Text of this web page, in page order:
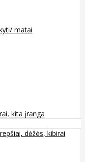
matai
kita įranga
dėžės, kibirai